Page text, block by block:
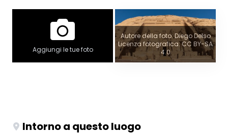
Aggiungi le tue foto
Autore della foto: Diego Delso
Licenza fotografica: CC BY-SA
4.0
Intorno a questo luogo